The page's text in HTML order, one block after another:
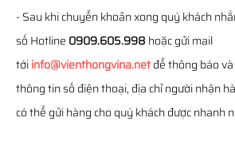
- Sau khi chuyển khoản xong quý khách
số Hotline 0909.605.998 hoặc gửi mail
tớiinfo@vienthongvina.netđể thông báo
thông tin số điện thoại, địa chỉ người nhận
có thể gửi hàng cho quý khách được nhanh